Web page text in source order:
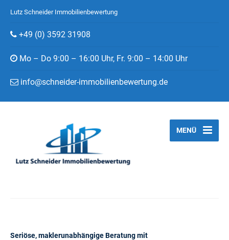
Lutz Schneider Immobilienbewertung
+49 (0) 3592 31908
Mo – Do 9:00 – 16:00 Uhr, Fr. 9:00 – 14:00 Uhr
info@schneider-immobilienbewertung.de
Seriöse, maklerunabhängige Beratung mit
MENÜ